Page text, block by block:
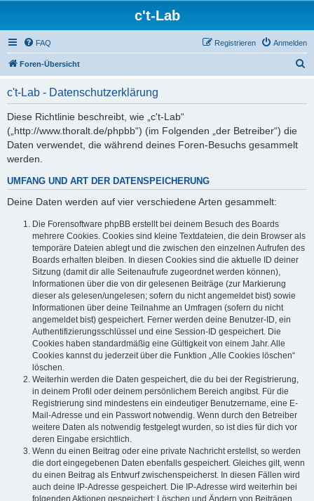
c't-Lab
FAQ Anmelden
Registrieren
Foren-Übersicht
c't-Lab - Datenschutzerklärung
Diese Richtlinie beschreibt, wie „c't-Lab“
(„http://www.thoralt.de/phpbb“) (im Folgenden „der Betreiber“) die
Daten verwendet, die während deines Foren-Besuchs gesammelt
werden.
UMFANG UND ART DER DATENSPEICHERUNG
Deine Daten werden auf vier verschiedene Arten gesammelt:
Die Forensoftware phpBB erstellt bei deinem Besuch des Boards
mehrere Cookies. Cookies sind kleine Textdateien, die dein Browser als
temporäre Dateien ablegt und die zwischen den einzelnen Aufrufen des
Boards erhalten bleiben. In diesen Cookies sind die aktuelle ID deiner
Sitzung (damit dir alle Seitenaufrufe zugeordnet werden können),
Informationen über die von dir gelesenen Beiträge (zur Markierung
dieser als gelesen/ungelesen; sofern du nicht angemeldet bist) sowie
Informationen über deine Teilnahme an Umfragen (sofern du nicht
angemeldet bist) gespeichert. Ferner werden deine Benutzer-ID, ein
Authentifizierungsschlüssel und eine Session-ID gespeichert. Die
Cookies haben standardmäßig eine Gültigkeit von einem Jahr. Alle
Cookies kannst du jederzeit über die Funktion „Alle Cookies löschen“
löschen.
Weiterhin werden die Daten gespeichert, die du bei der Registrierung,
in deinem Profil oder deinem persönlichem Bereich angibst. Für die
Registrierung sind mindestens ein eindeutiger Benutzername, eine E-
Mail-Adresse und ein Passwort notwendig. Wenn durch den Betreiber
weitere Daten als notwendig festgelegt wurden, so ist dies für dich vor
deren Eingabe ersichtlich.
Wenn du einen Beitrag oder eine private Nachricht erstellst, so werden
die dort eingegebenen Daten ebenfalls gespeichert. Gleiches gilt, wenn
du einen Beitrag als Entwurf zwischenspeicherst. In diesen Fällen wird
auch deine IP-Adresse gespeichert. Die IP-Adresse wird weiterhin bei
folgenden Aktionen gespeichert: Löschen und Ändern von Beiträgen